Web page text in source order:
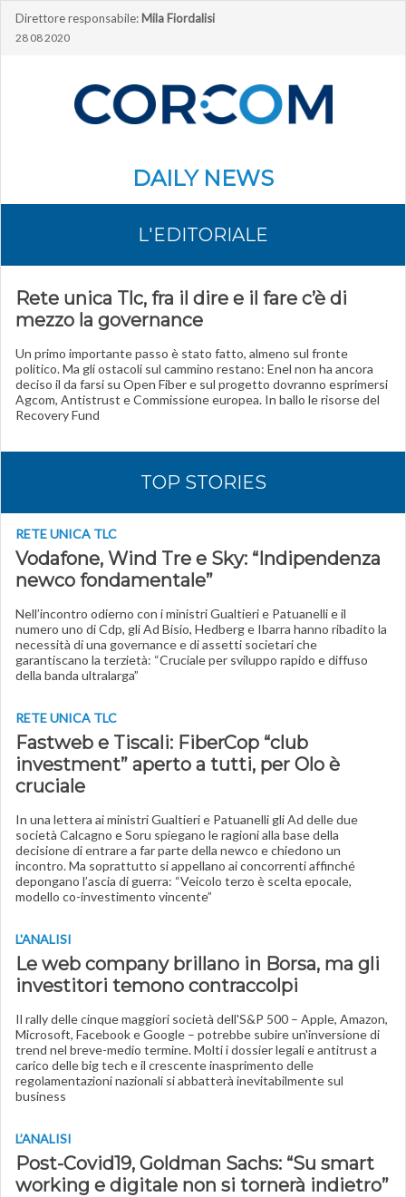
Direttore responsabile: Mila Fiordalisi
28 08 2020
DAILY NEWS
L'EDITORIALE
Rete unica Tlc, fra il dire e il fare c’è di
mezzo la governance
Un primo importante passo è stato fatto, almeno sul fronte
politico. Ma gli ostacoli sul cammino restano: Enel non ha ancora
deciso il da farsi su Open Fiber e sul progetto dovranno esprimersi
Agcom, Antistrust e Commissione europea. In ballo le risorse del
Recovery Fund
TOP STORIES
RETE UNICA TLC
Vodafone, Wind Tre e Sky: “Indipendenza
newco fondamentale”
Nell’incontro odierno con i ministri Gualtieri e Patuanelli e il
numero uno di Cdp, gli Ad Bisio, Hedberg e Ibarra hanno ribadito la
necessità di una governance e di assetti societari che
garantiscano la terzietà: “Cruciale per sviluppo rapido e diffuso
della banda ultralarga”
RETE UNICA TLC
Fastweb e Tiscali: FiberCop “club
investment” aperto a tutti, per Olo è
cruciale
In una lettera ai ministri Gualtieri e Patuanelli gli Ad delle due
società Calcagno e Soru spiegano le ragioni alla base della
decisione di entrare a far parte della newco e chiedono un
incontro. Ma soprattutto si appellano ai concorrenti affinché
depongano l’ascia di guerra: “Veicolo terzo è scelta epocale,
modello co-investimento vincente”
L'ANALISI
Le web company brillano in Borsa, ma gli
investitori temono contraccolpi
Il rally delle cinque maggiori società dell'S&P 500 – Apple, Amazon,
Microsoft, Facebook e Google – potrebbe subire un'inversione di
trend nel breve-medio termine. Molti i dossier legali e antitrust a
carico delle big tech e il crescente inasprimento delle
regolamentazioni nazionali si abbatterà inevitabilmente sul
business
L’ANALISI
Post-Covid19, Goldman Sachs: “Su smart
working e digitale non si tornerà indietro”